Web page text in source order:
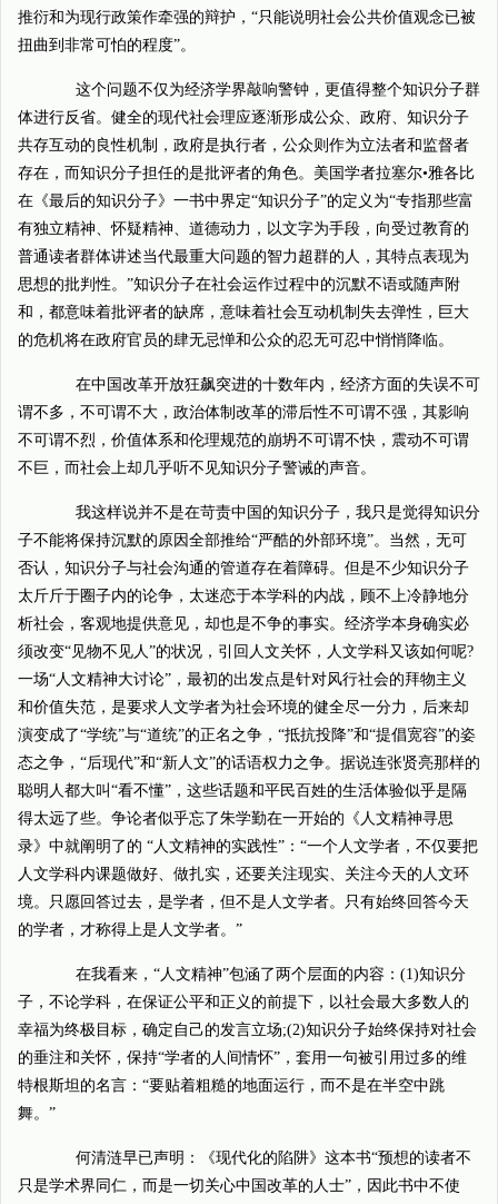
推衍和为现行政策作牵强的辩护，“只能说明社会公共价值观念已被
扭曲到非常可怕的程度”。
这个问题不仅为经济学界敲响警钟，更值得整个知识分子群
体进行反省。健全的现代社会理应逐渐形成公众、政府、知识分子
共存互动的良性机制，政府是执行者，公众则作为立法者和监督者
存在，而知识分子担任的是批评者的角色。美国学者拉塞尔•雅各比
在《最后的知识分子》一书中界定“知识分子”的定义为“专指那些富
有独立精神、怀疑精神、道德动力，以文字为手段，向受过教育的
普通读者群体讲述当代最重大问题的智力超群的人，其特点表现为
思想的批判性。”知识分子在社会运作过程中的沉默不语或随声附
和，都意味着批评者的缺席，意味着社会互动机制失去弹性，巨大
的危机将在政府官员的肆无忌惮和公众的忍无可忍中悄悄降临。
在中国改革开放狂飙突进的十数年内，经济方面的失误不可
谓不多，不可谓不大，政治体制改革的滞后性不可谓不强，其影响
不可谓不烈，价值体系和伦理规范的崩坍不可谓不快，震动不可谓
不巨，而社会上却几乎听不见知识分子警诫的声音。
我这样说并不是在苛责中国的知识分子，我只是觉得知识分
子不能将保持沉默的原因全部推给“严酷的外部环境”。当然，无可
否认，知识分子与社会沟通的管道存在着障碍。但是不少知识分子
太斤斤于圈子内的论争，太迷恋于本学科的内战，顾不上冷静地分
析社会，客观地提供意见，却也是不争的事实。经济学本身确实必
须改变“见物不见人”的状况，引回人文关怀，人文学科又该如何呢?
一场“人文精神大讨论”，最初的出发点是针对风行社会的拜物主义
和价值失范，是要求人文学者为社会环境的健全尽一分力，后来却
演变成了“学统”与“道统”的正名之争，“抵抗投降”和“提倡宽容”的姿
态之争，“后现代”和“新人文”的话语权力之争。据说连张贤亮那样的
聪明人都大叫“看不懂”，这些话题和平民百姓的生活体验似乎是隔
得太远了些。争论者似乎忘了朱学勤在一开始的《人文精神寻思
录》中就阐明了的 “人文精神的实践性”：“一个人文学者，不仅要把
人文学科内课题做好、做扎实，还要关注现实、关注今天的人文环
境。只愿回答过去，是学者，但不是人文学者。只有始终回答今天
的学者，才称得上是人文学者。”
在我看来，“人文精神”包涵了两个层面的内容：(1)知识分
子，不论学科，在保证公平和正义的前提下，以社会最大多数人的
幸福为终极目标，确定自己的发言立场;(2)知识分子始终保持对社会
的垂注和关怀，保持“学者的人间情怀”，套用一句被引用过多的维
特根斯坦的名言：“要贴着粗糙的地面运行，而不是在半空中跳
舞。”
何清涟早已声明：《现代化的陷阱》这本书“预想的读者不
只是学术界同仁，而是一切关心中国改革的人士”，因此书中不使